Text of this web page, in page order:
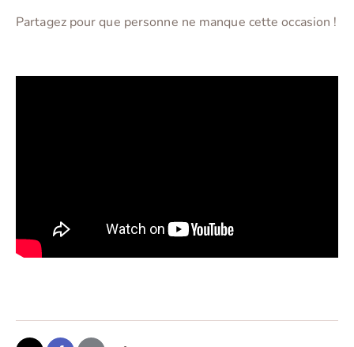
Partagez pour que personne ne manque cette occasion !